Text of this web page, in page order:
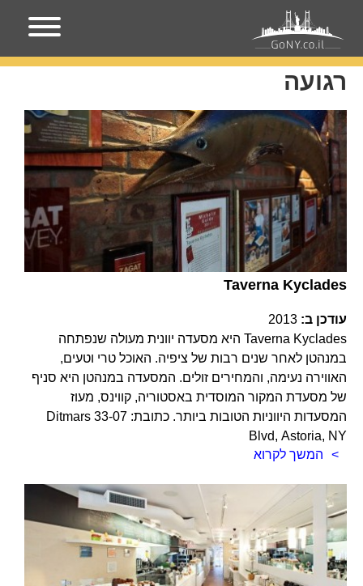
עמוד הבית רגועה
רגועה
Taverna Kyclades
עודכן ב: 2013
Taverna Kyclades היא מסעדה יוונית מעולה שנפתחה
במנהטן לאחר שנים רבות של ציפיה. האוכל טרי וטעים,
האווירה נעימה, והמחירים זולים. המסעדה במנהטן היא סניף
של מסעדת המקור המוסדית באסטוריה, קווינס, מעוז
המסעדות היווניות הטובות ביותר. כתובת: 33-07 Ditmars
Blvd, Astoria, NY
המשך לקרוא